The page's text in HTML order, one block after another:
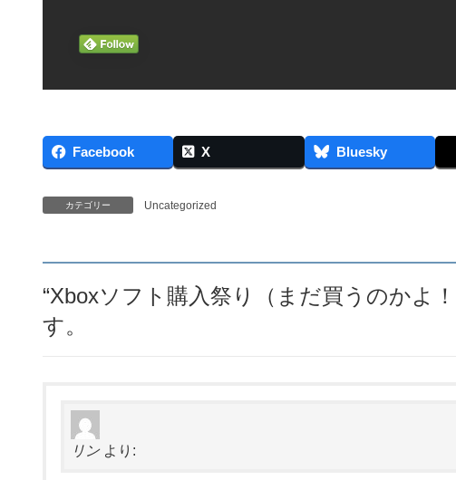
Facebook X Bluesky
カテゴリー Uncategorized
“Xboxソフト購入祭り（まだ買うのかよ！
す。
リン より: